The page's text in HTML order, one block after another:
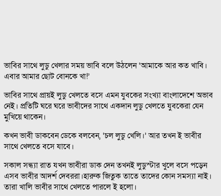
ভাবির সাথে লুডু খেলার সময় ভাবি বলে উঠলেন ‘আমাকে আর কত খাবি।
এবার আমার ছোট বোনকে খা!’
ভাবির সাথে প্রায়ই লুডু খেলতে বসে এমন যুবকের সংখ্যা বাংলাদেশে অভাব
নেই। প্রতিটি ঘরে ঘরে ভাবীদের সাথে একদান লুডু খেলতে যুবকেরা যেন
মুখিয়ে থাকেন।
কখন ভাবী ডাকবেন ডেকে বলবেন, ‘চল লুডু খেলি।’ আর তখন ই ভাবীর
সাথে খেলতে বসে যাবে।
সকাল সন্ধ্যা রাত যখন ভাবীরা ডাক দেন তখনই লুডুস্টার খুলে বসে পড়েন
এসব ভাবীর আদর্শ দেবররা।হারুক জিতুক তাতে তাদের কোন সমস্যা নাই।
তারা খালি ভাবীর সাথে খেলতে পারলে ই হলো।